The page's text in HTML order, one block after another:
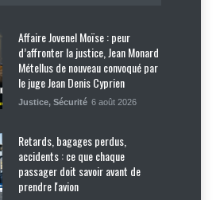
Affaire Jovenel Moïse : peur
d’affronter la justice, Jean Monard
Métellus de nouveau convoqué par
le juge Jean Denis Cyprien
Justice, Sécurité 6 août 2026
Retards, bagages perdus,
accidents : ce que chaque
passager doit savoir avant de
prendre l'avion